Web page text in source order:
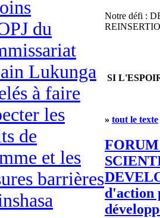
du
Lukunga
à faire
les
de
et les
barrières
Notre défi :
SI
» tout le texte
FORUM
d'action